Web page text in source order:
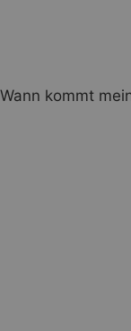
Wann kommt